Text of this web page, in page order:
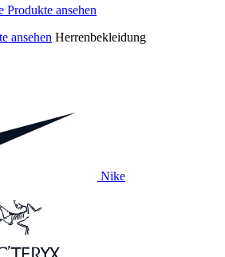
ansehen Herrenbekleidung
Nike